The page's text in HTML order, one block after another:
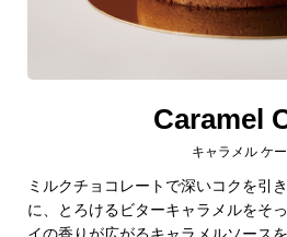
Caramel
キャラメル ケ
ミルクチョコレートで深いコクを引
に、とろけるビターキャラメルをそ